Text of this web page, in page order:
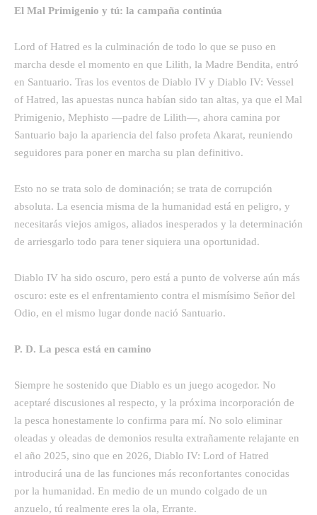
El Mal Primigenio y tú: la campaña continúa
Lord of Hatred es la culminación de todo lo que se puso en
marcha desde el momento en que Lilith, la Madre Bendita, entró
en Santuario. Tras los eventos de Diablo IV y Diablo IV: Vessel
of Hatred, las apuestas nunca habían sido tan altas, ya que el Mal
Primigenio, Mephisto —padre de Lilith—, ahora camina por
Santuario bajo la apariencia del falso profeta Akarat, reuniendo
seguidores para poner en marcha su plan definitivo.
Esto no se trata solo de dominación; se trata de corrupción
absoluta. La esencia misma de la humanidad está en peligro, y
necesitarás viejos amigos, aliados inesperados y la determinación
de arriesgarlo todo para tener siquiera una oportunidad.
Diablo IV ha sido oscuro, pero está a punto de volverse aún más
oscuro: este es el enfrentamiento contra el mismísimo Señor del
Odio, en el mismo lugar donde nació Santuario.
P. D. La pesca está en camino
Siempre he sostenido que Diablo es un juego acogedor. No
aceptaré discusiones al respecto, y la próxima incorporación de
la pesca honestamente lo confirma para mí. No solo eliminar
oleadas y oleadas de demonios resulta extrañamente relajante en
el año 2025, sino que en 2026, Diablo IV: Lord of Hatred
introducirá una de las funciones más reconfortantes conocidas
por la humanidad. En medio de un mundo colgado de un
anzuelo, tú realmente eres la ola, Errante.